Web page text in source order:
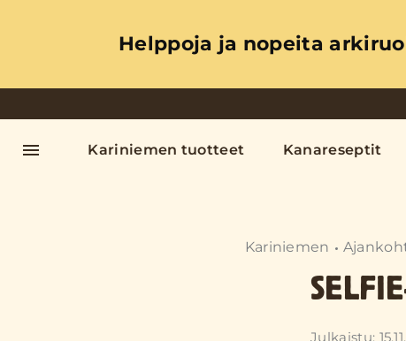
Helppoja ja nopeita
Kariniemen tuotteet Kanareseptit
Kariniemen
Julkaistu: